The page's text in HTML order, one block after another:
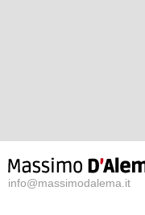
info@massimodalema.it